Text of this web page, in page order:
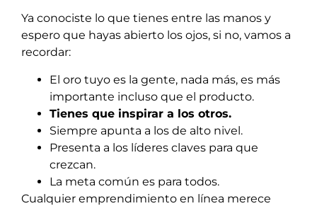
Ya conociste lo que tienes entre las manos y
espero que hayas abierto los ojos, si no, vamos a
recordar:
El oro tuyo es la gente, nada más, es más
importante incluso que el producto.
Tienes que inspirar a los otros.
Siempre apunta a los de alto nivel.
Presenta a los líderes claves para que
crezcan.
La meta común es para todos.
Cualquier emprendimiento en línea merece